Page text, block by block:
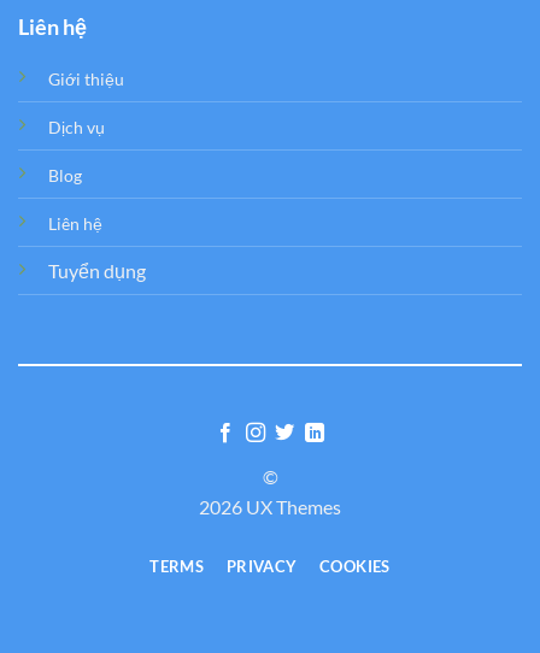
Liên hệ
Giới thiệu
Dịch vụ
Blog
Liên hệ
Tuyển dụng
©
2026 UX Themes
TERMS PRIVACY COOKIES